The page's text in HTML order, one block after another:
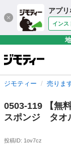
アプ
インス
ジモティー 売りま
0503-119 【無
スポンジ タオ
投稿ID: 1ov7cz